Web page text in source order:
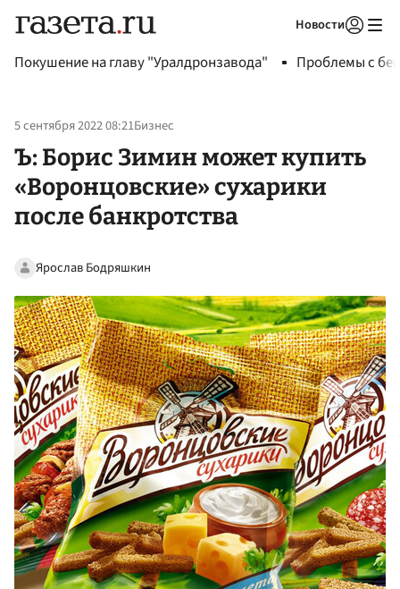
Новости
Покушение на главу "Уралдронзавода" Проблемы с
5 сентября 2022 08:21Бизнес
Ъ: Борис Зимин может купить
«Воронцовские» сухарики
после банкротства
Ярослав Бодряшкин